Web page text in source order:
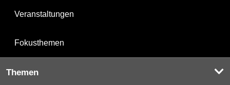
Veranstaltungen
Fokusthemen
Themen